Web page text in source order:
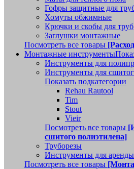
Гофры защитные для
Хомуты обжимные
Крючки и скобы для труб
Заглушки монтажные
Посмотреть все товары
Монтажные инструменты
Инструменты для
Инструменты для
Показать подкатегории
Rehau Rautool
Tim
Stout
Vieir
Посмотреть все товары
сшитого полиэтилена]
Труборезы
Инструменты для аренды
Посмотреть все товары